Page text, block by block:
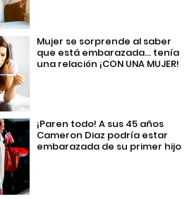
Mujer se sorprende al saber
que está embarazada… tenía
una relación ¡CON UNA MUJER!
¡Paren todo! A sus 45 años
Cameron Diaz podría estar
embarazada de su primer hijo